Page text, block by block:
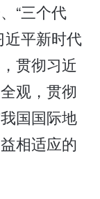
“三个代
近平新时代
贯彻习近
观，贯彻
国国际地
相适应的